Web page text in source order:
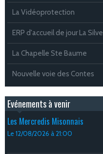
La Vidéoprotection
ERP d'accueil de jour La Silve
La Chapelle Ste Baume
Nouvelle voie des Contes
Evénements à venir
Les Mercredis Misonnais
Le 12/08/2026 à 21:00